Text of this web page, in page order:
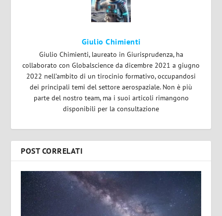
Giulio Chimienti
Giulio Chimienti, laureato in Giurisprudenza, ha
collaborato con Globalscience da dicembre 2021 a giugno
2022 nell’ambito di un tirocinio formativo, occupandosi
dei principali temi del settore aerospaziale. Non è più
parte del nostro team, ma i suoi articoli rimangono
disponibili per la consultazione
POST CORRELATI